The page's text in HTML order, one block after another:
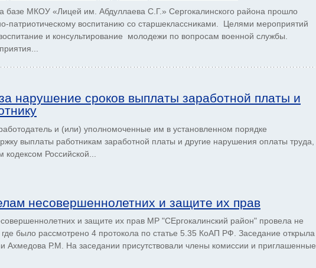
базе МКОУ «Лицей им. Абдуллаева С.Г.» Сергокалинского района прошло
патриотическому воспитанию со старшеклассниками. Целями мероприятий
и консультирование молодежи по вопросам военной службы.
нарушение сроков выплаты заработной платы и
и (или) уполномоченные им в установленном порядке
выплаты работникам заработной платы и другие нарушения оплаты труда,
кодексом Российской...
несовершеннолетних и защите их прав
и защите их прав МР "СЕргокалинский район" провела не
было рассмотрено 4 протокола по статье 5.35 КоАП РФ. Заседание открыла
Ахмедова Р.М. На заседании присутствовали члены комиссии и приглашенные,